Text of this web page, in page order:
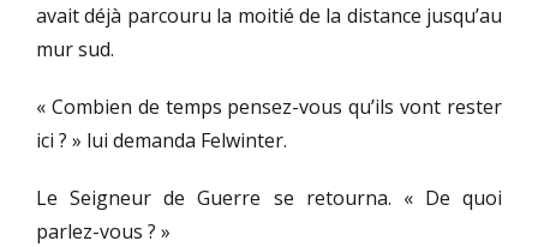
avait déjà parcouru la moitié de la distance jusqu’au
mur sud.
« Combien de temps pensez-vous qu’ils vont rester
ici ? » lui demanda Felwinter.
Le Seigneur de Guerre se retourna. « De quoi
parlez-vous ? »